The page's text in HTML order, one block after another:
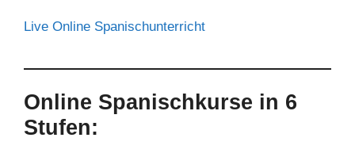
Live Online Spanischunterricht
Online Spanischkurse in 6
Stufen: